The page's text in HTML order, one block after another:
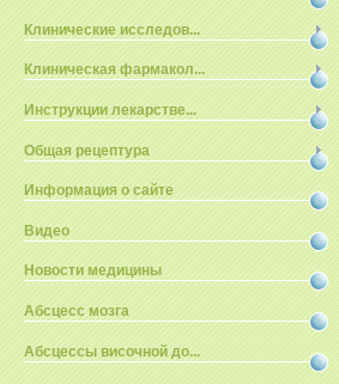
Клинические исследов...
Клиническая фармакол...
Инструкции лекарстве...
Общая рецептура
Информация о сайте
Видео
Новости медицины
Абсцесс мозга
Абсцессы височной до...